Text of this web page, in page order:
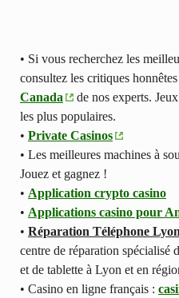
• Si vous recherchez les
consultez les critiques honnêtes
Canada
de nos experts.
les plus populaires.
• Private Casinos
• Les meilleures machines à
Jouez et gagnez !
• Application crypto casino
• Applications casino pour
• Réparation Téléphone Lyon
centre de réparation spécialisé
et de tablette à Lyon et en
• Casino en ligne français :